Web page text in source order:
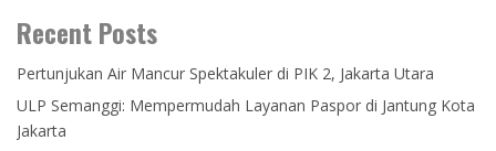
Recent Posts
Pertunjukan Air Mancur Spektakuler di PIK 2, Jakarta Utara
ULP Semanggi: Mempermudah Layanan Paspor di Jantung Kota
Jakarta